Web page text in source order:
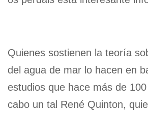
Quienes sostienen la teoría
del agua de mar lo hacen en
estudios que hace más de
cabo un tal René Quinton,